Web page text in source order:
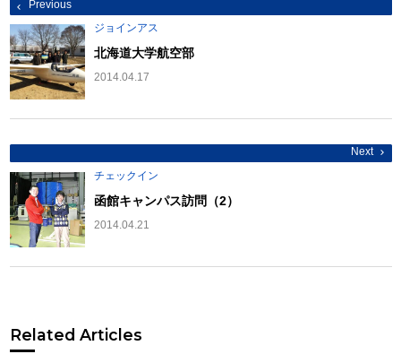
稿
ナ
ビ
ゲ
ー
シ
ョ
ン
Previous
ジョインアス
北海道大学航空部
2014.04.17
Next
チェックイン
函館キャンパス訪問（2）
2014.04.21
Related Articles